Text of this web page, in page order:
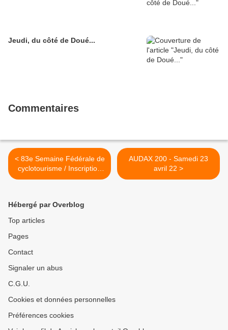
Jeudi, du côté de Doué...
Commentaires
< 83e Semaine Fédérale de
cyclotourisme / Inscription
des bénévoles
AUDAX 200 - Samedi 23
avril 22 >
Hébergé par Overblog
Top articles
Pages
Contact
Signaler un abus
C.G.U.
Cookies et données personnelles
Préférences cookies